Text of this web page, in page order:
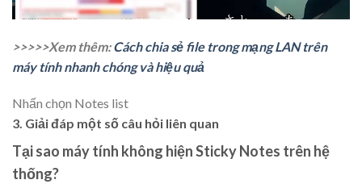
>>>>>Xem thêm:Cách chia sẻ file trong mạng LAN trên
máy tính nhanh chóng và hiệu quả
Nhấn chọn Notes list
3. Giải đáp một số câu hỏi liên quan
Tại sao máy tính không hiện Sticky Notes trên hệ
thống?